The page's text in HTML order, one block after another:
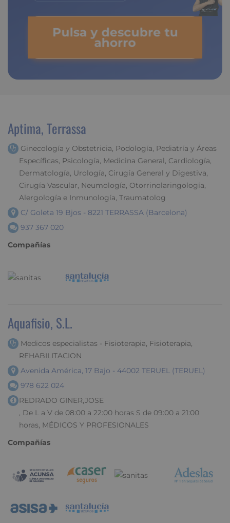
Pulsa y descubre tu
ahorro
Aptima, Terrassa
Ginecología y Obstetricia, Podología, Pediatría y Áreas
Específicas, Psicología, Medicina General, Cardiología,
Dermatología, Urología, Cirugía General y Digestiva,
Cirugía Vascular, Neumología, Otorrinolaringología,
Alergología e Inmunología, Traumatolog
C/ Goleta 19 Bjos - 8221 TERRASSA (Barcelona)
937 367 020
Compañías
Aquafisio, S.L.
Medicos especialistas - Fisioterapia, Fisioterapia,
REHABILITACION
Avenida América, 17 Bajo - 44002 TERUEL (TERUEL)
978 622 024
REDRADO GINER,JOSE
, De L a V de 08:00 a 22:00 horas S de 09:00 a 21:00
horas, MÉDICOS Y PROFESIONALES
Compañías